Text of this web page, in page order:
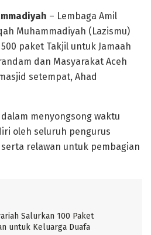
– Lembaga Amil
Muhammadiyah (Lazismu)
paket Takjil untuk Jamaah
dan Masyarakat Aceh
setempat, Ahad
menyongsong waktu
oleh seluruh pengurus
serta relawan untuk pembagian
Salurkan 100 Paket
untuk Keluarga Duafa